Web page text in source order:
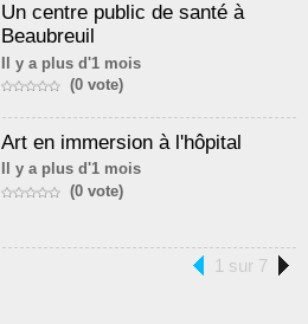
Un centre public de santé à
Beaubreuil
Il y a plus d'1 mois
(0 vote)
Art en immersion à l'hôpital
Il y a plus d'1 mois
(0 vote)
1 sur 7